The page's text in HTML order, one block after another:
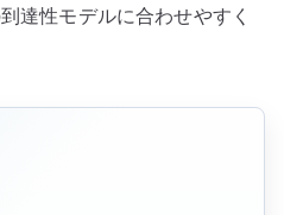
達性モデルに合わせやすく